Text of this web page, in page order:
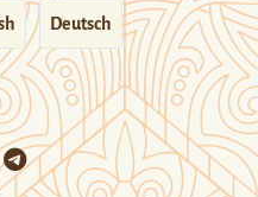
Deutsch